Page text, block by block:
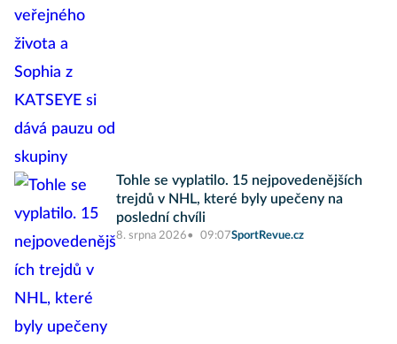
Tohle se vyplatilo. 15 nejpovedenějších
trejdů v NHL, které byly upečeny na
poslední chvíli
8. srpna 2026 09:07SportRevue.cz